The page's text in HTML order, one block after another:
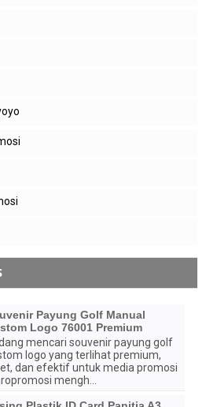
Payung Golf Manual
Logo 76001 Premium
mencari souvenir payung golf
logo yang terlihat premium,
dan efektif untuk media promosi
mengh...